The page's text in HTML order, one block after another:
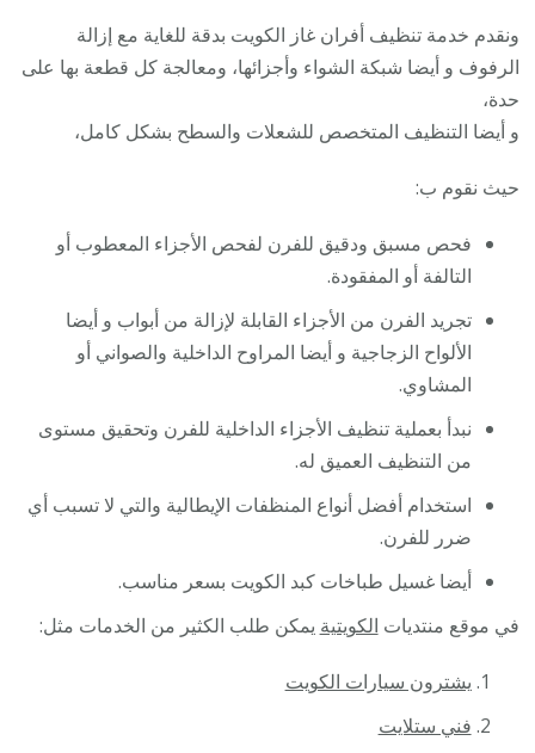
ونقدم خدمة تنظيف أفران غاز الكويت بدقة للغاية مع إزالة
الرفوف و أيضا شبكة الشواء وأجزائها، ومعالجة كل قطعة بها على
حدة،
و أيضا التنظيف المتخصص للشعلات والسطح بشكل كامل،
حيث نقوم ب:
فحص مسبق ودقيق للفرن لفحص الأجزاء المعطوب أو
التالفة أو المفقودة.
تجريد الفرن من الأجزاء القابلة لإزالة من أبواب و أيضا
الألواح الزجاجية و أيضا المراوح الداخلية والصواني أو
المشاوي.
نبدأ بعملية تنظيف الأجزاء الداخلية للفرن وتحقيق مستوى
من التنظيف العميق له.
استخدام أفضل أنواع المنظفات الإيطالية والتي لا تسبب أي
ضرر للفرن.
أيضا غسيل طباخات كبد الكويت بسعر مناسب.
في موقع منتديات الكويتية يمكن طلب الكثير من الخدمات مثل:
يشترون سيارات الكويت
فني ستلايت